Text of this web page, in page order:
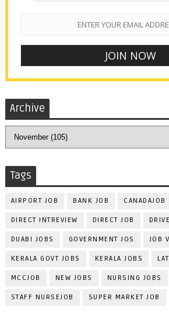
Archive
Tags
AIRPORT JOB BANK JOB CANADAJOB
DIRECT INTREVIEW DIRECT JOB
DUABI JOBS GOVERNMENT JOS JOB
KERALA GOVT JOBS KERALA JOBS
MCCJOB NEW JOBS NURSING JOBS
STAFF NURSEJOB SUPER MARKET JOB